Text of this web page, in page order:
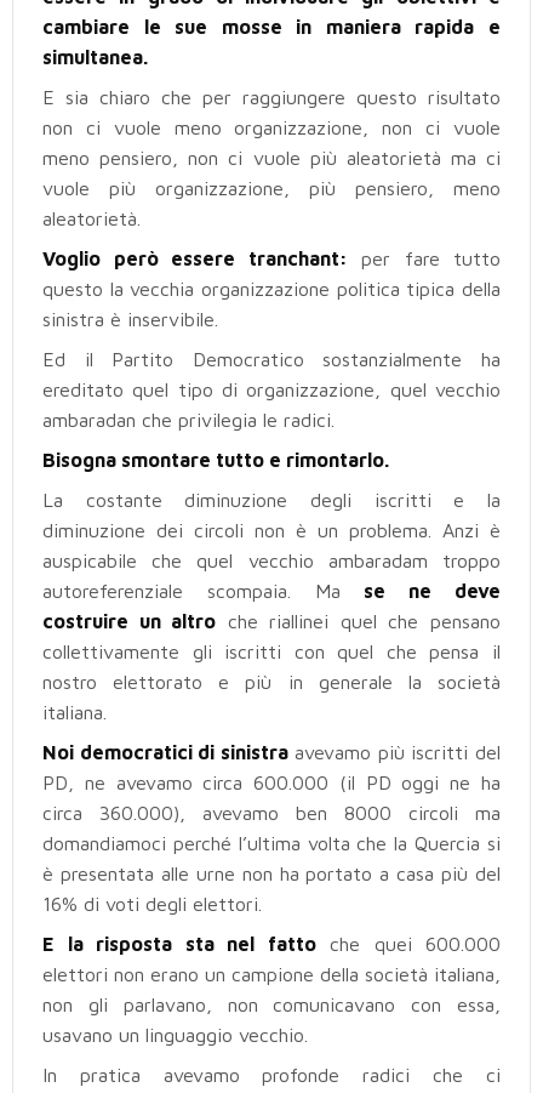
cambiare le sue mosse in maniera rapida e
simultanea.
E sia chiaro che per raggiungere questo risultato
non ci vuole meno organizzazione, non ci vuole
meno pensiero, non ci vuole più aleatorietà ma ci
vuole più organizzazione, più pensiero, meno
aleatorietà.
Voglio però essere tranchant: per fare tutto
questo la vecchia organizzazione politica tipica della
sinistra è inservibile.
Ed il Partito Democratico sostanzialmente ha
ereditato quel tipo di organizzazione, quel vecchio
ambaradan che privilegia le radici.
Bisogna smontare tutto e rimontarlo.
La costante diminuzione degli iscritti e la
diminuzione dei circoli non è un problema. Anzi è
auspicabile che quel vecchio ambaradam troppo
autoreferenziale scompaia. Ma se ne deve
costruire un altro che riallinei quel che pensano
collettivamente gli iscritti con quel che pensa il
nostro elettorato e più in generale la società
italiana.
Noi democratici di sinistraavevamo più iscritti del
PD, ne avevamo circa 600.000 (il PD oggi ne ha
circa 360.000), avevamo ben 8000 circoli ma
domandiamoci perché l’ultima volta che la Quercia si
è presentata alle urne non ha portato a casa più del
16% di voti degli elettori.
E la risposta sta nel fattoche quei 600.000
elettori non erano un campione della società italiana,
non gli parlavano, non comunicavano con essa,
usavano un linguaggio vecchio.
In pratica avevamo profonde radici che ci